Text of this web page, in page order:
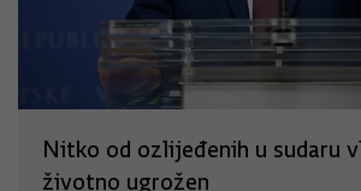
Nitko od ozlijeđenih u sudaru
životno ugrožen